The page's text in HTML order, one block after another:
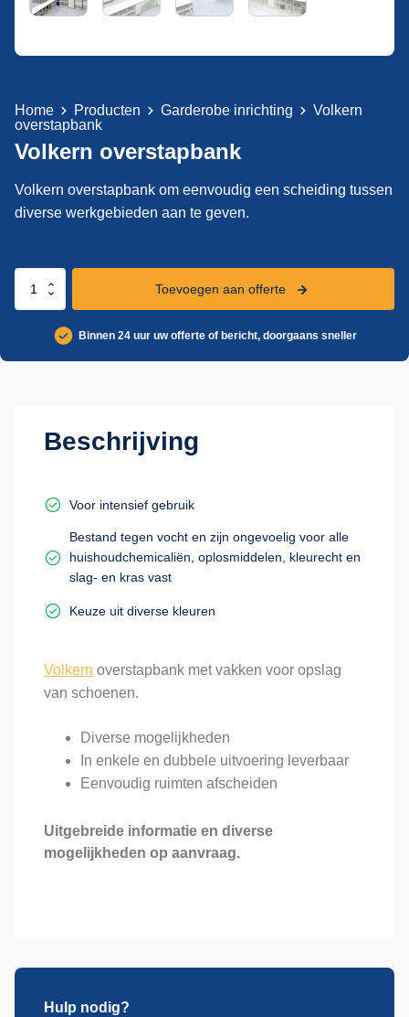
Home Producten Garderobe inrichting
Volkern
overstapbank
Volkern overstapbank
Volkern overstapbank om eenvoudig een scheiding tussen
diverse werkgebieden aan te geven.
Volkern
Toevoegen aan offerte
Binnen 24 uur uw offerte of bericht, doorgaans sneller
Beschrijving
Voor intensief gebruik
Bestand tegen vocht en zijn ongevoelig voor alle
huishoudchemicaliën, oplosmiddelen, kleurecht en
slag- en kras vast
Keuze uit diverse kleuren
Volkern overstapbank met vakken voor opslag
van schoenen.
Diverse mogelijkheden
In enkele en dubbele uitvoering leverbaar
Eenvoudig ruimten afscheiden
Uitgebreide informatie en diverse
mogelijkheden op aanvraag.
Hulp nodig?